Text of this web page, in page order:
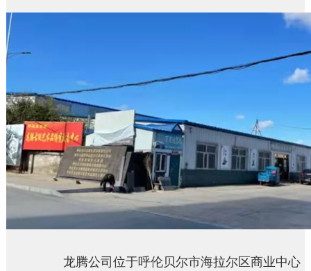
龙腾公司位于呼伦贝尔市海拉尔区商业中心